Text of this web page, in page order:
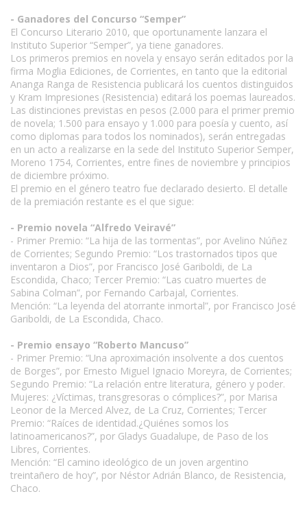
- Ganadores del Concurso “Semper”
El Concurso Literario 2010, que oportunamente lanzara el
Instituto Superior “Semper”, ya tiene ganadores.
Los primeros premios en novela y ensayo serán editados por la
firma Moglia Ediciones, de Corrientes, en tanto que la editorial
Ananga Ranga de Resistencia publicará los cuentos distinguidos
y Kram Impresiones (Resistencia) editará los poemas laureados.
Las distinciones previstas en pesos (2.000 para el primer premio
de novela; 1.500 para ensayo y 1.000 para poesía y cuento, así
como diplomas para todos los nominados), serán entregadas
en un acto a realizarse en la sede del Instituto Superior Semper,
Moreno 1754, Corrientes, entre fines de noviembre y principios
de diciembre próximo.
El premio en el género teatro fue declarado desierto. El detalle
de la premiación restante es el que sigue:
- Premio novela “Alfredo Veiravé”
- Primer Premio: “La hija de las tormentas”, por Avelino Núñez
de Corrientes; Segundo Premio: “Los trastornados tipos que
inventaron a Dios”, por Francisco José Gariboldi, de La
Escondida, Chaco; Tercer Premio: “Las cuatro muertes de
Sabina Colman”, por Fernando Carbajal, Corrientes.
Mención: “La leyenda del atorrante inmortal”, por Francisco José
Gariboldi, de La Escondida, Chaco.
- Premio ensayo “Roberto Mancuso”
- Primer Premio: “Una aproximación insolvente a dos cuentos
de Borges”, por Ernesto Miguel Ignacio Moreyra, de Corrientes;
Segundo Premio: “La relación entre literatura, género y poder.
Mujeres: ¿Víctimas, transgresoras o cómplices?”, por Marisa
Leonor de la Merced Alvez, de La Cruz, Corrientes; Tercer
Premio: “Raíces de identidad.¿Quiénes somos los
latinoamericanos?”, por Gladys Guadalupe, de Paso de los
Libres, Corrientes.
Mención: “El camino ideológico de un joven argentino
treintañero de hoy”, por Néstor Adrián Blanco, de Resistencia,
Chaco.